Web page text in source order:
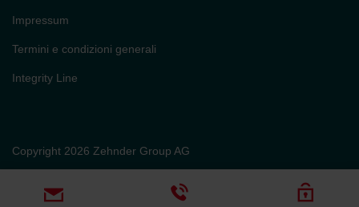
Copyright 2026 Zehnder Group AG
Impressum
Termini e condizioni generali
Integrity Line